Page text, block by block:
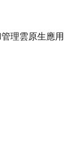
理雲原生應用